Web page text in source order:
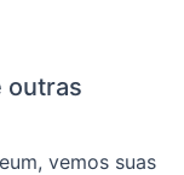
outras
vemos suas